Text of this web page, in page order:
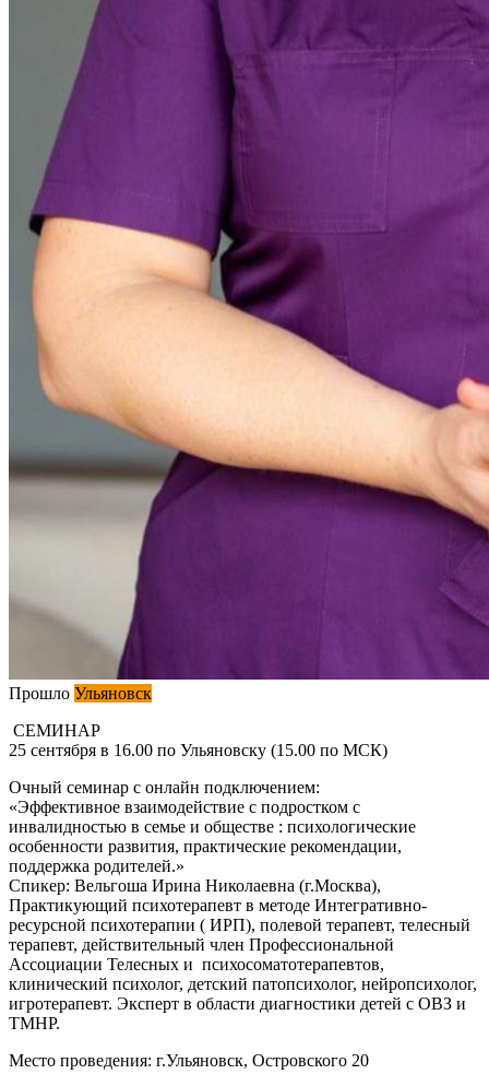
Прошло Ульяновск
СЕМИНАР
25 сентября в 16.00 по Ульяновску (15.00 по МСК)
Очный семинар с онлайн подключением:
«Эффективное взаимодействие с подростком с
инвалидностью в семье и обществе : психологические
особенности развития, практические рекомендации,
поддержка родителей.»
Спикер: Вельгоша Ирина Николаевна (г.Москва),
Практикующий психотерапевт в методе Интегративно-
ресурсной психотерапии ( ИРП), полевой терапевт, телесный
терапевт, действительный член Профессиональной
Ассоциации Телесных и психосоматотерапевтов,
клинический психолог, детский патопсихолог, нейропсихолог,
игротерапевт. Эксперт в области диагностики детей с ОВЗ и
ТМНР.
Место проведения: г.Ульяновск, Островского 20